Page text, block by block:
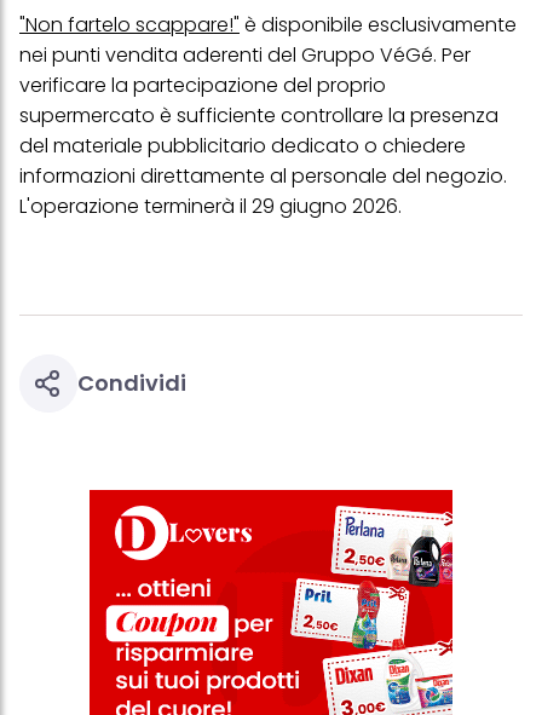
"Non fartelo scappare!" è disponibile esclusivamente
nei punti vendita aderenti del Gruppo VéGé. Per
verificare la partecipazione del proprio
supermercato è sufficiente controllare la presenza
del materiale pubblicitario dedicato o chiedere
informazioni direttamente al personale del negozio.
L'operazione terminerà il 29 giugno 2026.
Condividi
più degli scopi sopra menzionati. Cliccando su "Accetta tutto",
acconsenti all'uso dei cookie e al trattamento dei tuoi dati
personali per tutte le finalità sopra indicate. Se fai clic su "Rifiuta",
verranno utilizzati solo i cookie tecnicamente necessari per fornirti
questo sito web.